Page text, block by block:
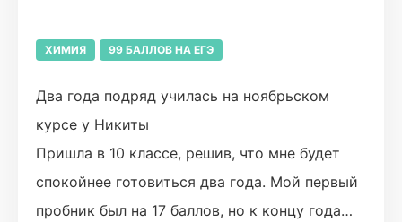
ХИМИЯ 99 БАЛЛОВ НА ЕГЭ
Два года подряд училась на ноябрьском
курсе у Никиты
Пришла в 10 классе, решив, что мне будет
спокойнее готовиться два года. Мой первый
пробник был на 17 баллов, но к концу года